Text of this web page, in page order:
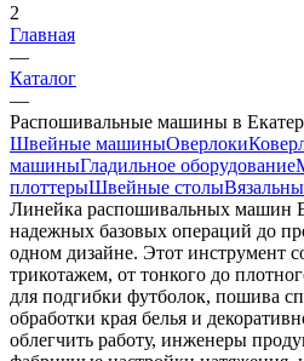
2
Главная
—
Каталог
—
Распошивальные машины в
Швейные машиныОверлоки
машиныГладильное оборудование
плоттерыШвейные столы
Линейка распошивальных машин
надежных базовых операций до
одном дизайне. Этот инструмент
трикотажем, от тонкого до
для подгибки футболок, пошива
обработки края белья и
облегчить работу, инженеры